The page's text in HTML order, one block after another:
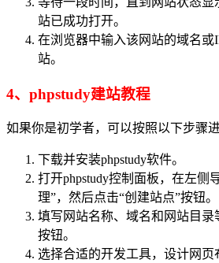
站已成功打开。
在浏览器中输入该网站的域名或
站。
4、phpstudy建站教程
如果你是初学者，可以按照以下步骤进
下载并安装phpstudy软件。
打开phpstudy控制面板，在左侧
理”，然后点击“创建站点”按钮。
填写网站名称、域名和网站目录
按钮。
选择合适的开发工具，设计网